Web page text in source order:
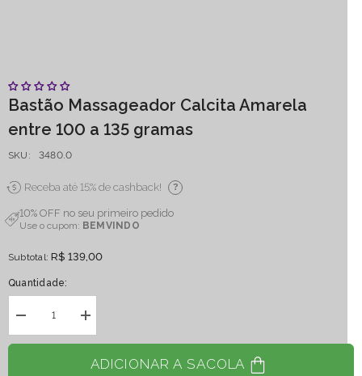
Bastão Massageador Calcita Amarela
entre 100 a 135 gramas
SKU: 3480.0
Receba até 15% de cashback! ?
10% OFF no seu primeiro pedido
Use o cupom: BEMVINDO
Subtotal: R$ 139,00
Quantidade:
Diminuir
quantidade
para
Aumentar
quantidade
para
Bastão
Massageador
ADICIONAR A SACOLA